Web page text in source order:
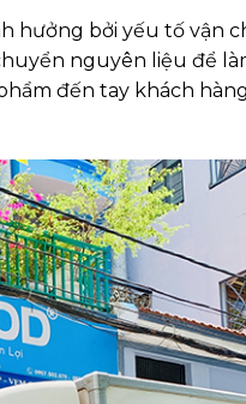
hưởng bởi yếu tố vận
nguyên liệu để
đến tay khách